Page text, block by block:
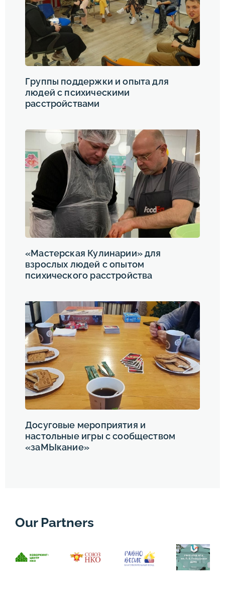
Группы поддержки и опыта для
людей с психическими
расстройствами
«Мастерская Кулинарии» для
взрослых людей с опытом
психического расстройства
Досуговые мероприятия и
настольные игры с сообществом
«заМЫкание»
Our Partners